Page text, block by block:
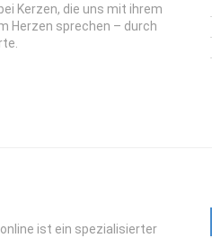
Kerzen, die uns mit ihrem
Herzen sprechen – durch
ist ein spezialisierter